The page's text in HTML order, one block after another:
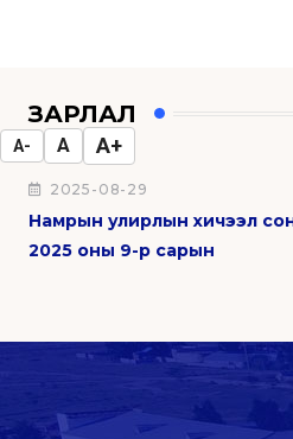
ЗАРЛАЛ
Намрын улирлын хичээл
2025 оны 9-р сарын
2025-08-29
A- A A+